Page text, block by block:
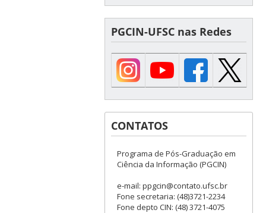
PGCIN-UFSC nas Redes
CONTATOS
Programa de Pós-Graduação em
Ciência da Informação (PGCIN)
e-mail: ppgcin@contato.ufsc.br
Fone secretaria: (48)3721-2234
Fone depto CIN: (48) 3721-4075